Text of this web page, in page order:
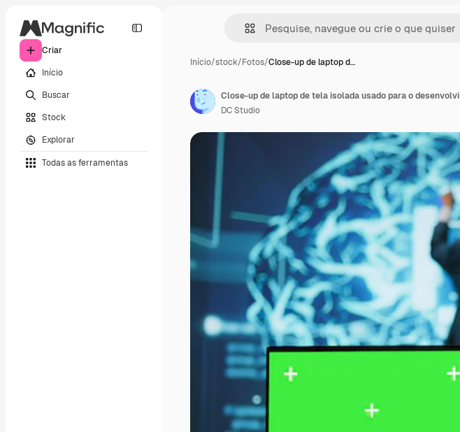
Criar
Início
Buscar
Stock
Explorar
Todas as ferramentas
Início/stock/Fotos/Close-up de laptop d…
DC Studio